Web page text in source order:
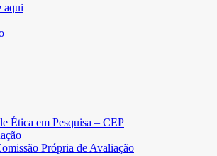
aqui
Ética em Pesquisa – CEP
Própria de Avaliação